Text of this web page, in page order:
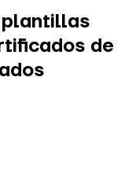
plantillas
de